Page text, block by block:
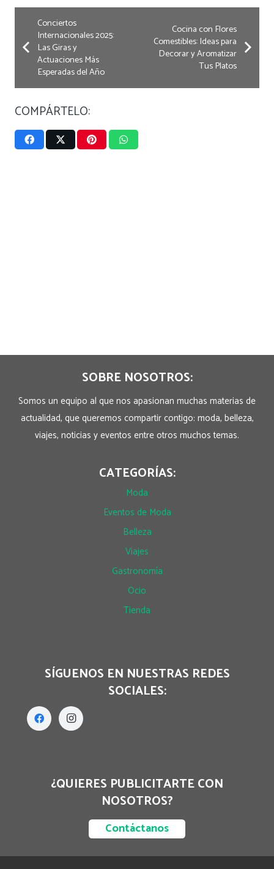
Conciertos
Internacionales 2025:
Las Giras y
Actuaciones Más
Esperadas del Año
Cocina con Flores
Comestibles: Ideas para
Decorar y Aromatizar
Tus Platos
COMPÁRTELO:
SOBRE NOSOTROS:
Somos un equipo al que nos apasionan muchas materias de
actualidad, que queremos compartir contigo: moda, belleza,
viajes, noticias y eventos entre otros muchos temas.
CATEGORÍAS:
Moda
Eventos de Moda
Belleza
Viajes
Gastronomía
Ocio
Tienda
SÍGUENOS EN NUESTRAS REDES
SOCIALES:
¿QUIERES PUBLICITARTE CON
NOSOTROS?
Contáctanos